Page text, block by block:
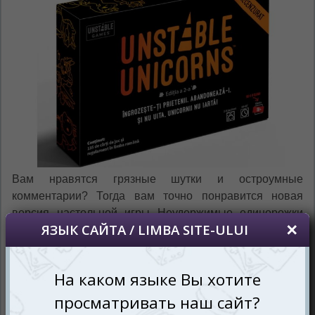
Вам нравятся грязные шутки и остроумные
комментарии? Тогда вам точно понравится новая
версия настольной игры Неудержимые единорожки
18+ (Unstable Unicorns: Not Safe For Work) (рум.)! Эта
игра словно создана для тех, чьи разговоры на 69%
мире единороги ассоциируются с магией и
волшебством, в этой игре они готовы показать свою